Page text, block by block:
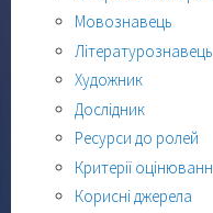
Мовознавець
Літературознавець
Художник
Дослідник
Ресурси до ролей
Критерії
Корисні джерела